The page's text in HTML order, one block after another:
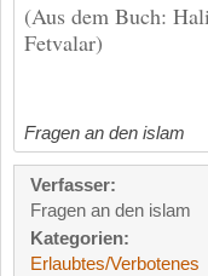
(Aus dem Buch:
Fetvalar)
Fragen an den islam
Verfasser:
Fragen an den islam
Kategorien:
Erlaubtes/Verbotenes